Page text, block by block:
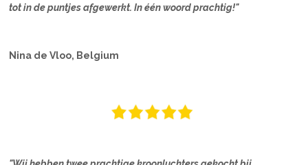
tot in de puntjes afgewerkt. In één woord prachtig!"
Nina de Vloo, Belgium